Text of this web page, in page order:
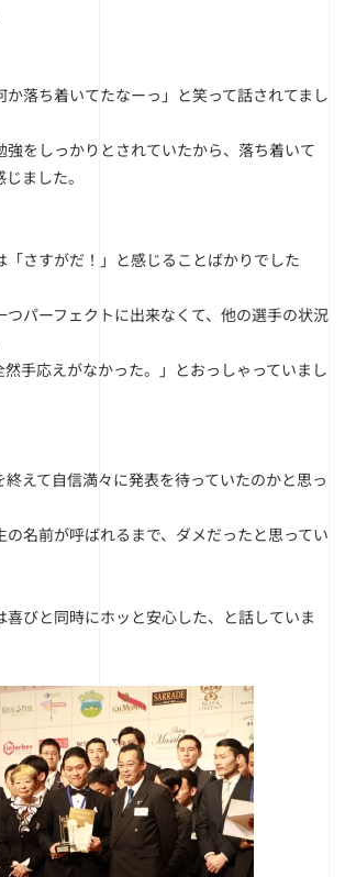
か落ち着いてたなーっ」と笑って話されてまし
強をしっかりとされていたから、落ち着いて
ました。
「さすがだ！」と感じることばかりでした
つパーフェクトに出来なくて、他の選手の状況
手応えがなかった。」とおっしゃっていまし
えて自信満々に発表を待っていたのかと思っ
名前が呼ばれるまで、ダメだったと思ってい
喜びと同時にホッと安心した、と話していま